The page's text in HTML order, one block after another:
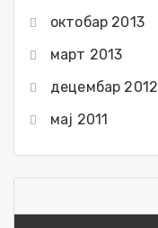
октобар 2013
март 2013
децембар 2012
мај 2011